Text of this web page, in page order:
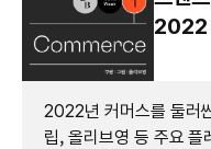
2022
2022년 커머스를 둘러
립, 올리브영 등 주요 플